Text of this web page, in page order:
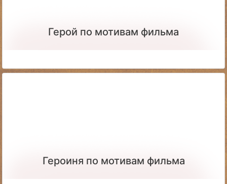
Герой по мотивам фильма
Героиня по мотивам фильма